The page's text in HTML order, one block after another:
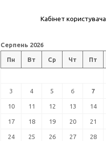
Кабінет користувача
Серпень 2026
Пн Вт Ср Чт Пт
3 4 5 6 7
10 11 12 13 14
17 18 19 20 21
24 25 26 27 28